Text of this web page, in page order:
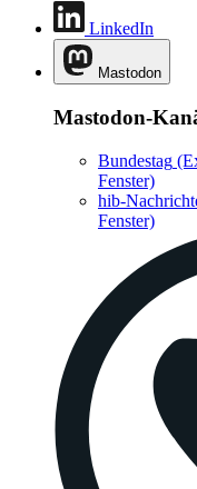
LinkedIn
Mastodon
Mastodon-
Bundestag
Fenster)
hib-
Fenster)